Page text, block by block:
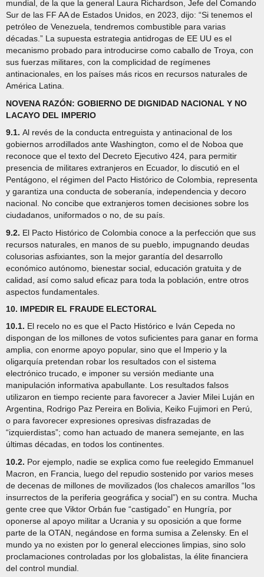
mundial, de la que la general Laura Richardson, Jefe del Comando
Sur de las FF AA de Estados Unidos, en 2023, dijo: “Si tenemos el
petróleo de Venezuela, tendremos combustible para varias
décadas.” La supuesta estrategia antidrogas de EE UU es el
mecanismo probado para introducirse como caballo de Troya, con
sus fuerzas militares, con la complicidad de regímenes
antinacionales, en los países más ricos en recursos naturales de
América Latina.
NOVENA RAZÓN: GOBIERNO DE DIGNIDAD NACIONAL Y NO
LACAYO DEL IMPERIO
9.1. Al revés de la conducta entreguista y antinacional de los
gobiernos arrodillados ante Washington, como el de Noboa que
reconoce que el texto del Decreto Ejecutivo 424, para permitir
presencia de militares extranjeros en Ecuador, lo discutió en el
Pentágono, el régimen del Pacto Histórico de Colombia, representa
y garantiza una conducta de soberanía, independencia y decoro
nacional. No concibe que extranjeros tomen decisiones sobre los
ciudadanos, uniformados o no, de su país.
9.2. El Pacto Histórico de Colombia conoce a la perfección que sus
recursos naturales, en manos de su pueblo, impugnando deudas
colusorias asfixiantes, son la mejor garantía del desarrollo
económico autónomo, bienestar social, educación gratuita y de
calidad, así como salud eficaz para toda la población, entre otros
aspectos fundamentales.
10. IMPEDIR EL FRAUDE ELECTORAL
10.1. El recelo no es que el Pacto Histórico e Iván Cepeda no
dispongan de los millones de votos suficientes para ganar en forma
amplia, con enorme apoyo popular, sino que el Imperio y la
oligarquía pretendan robar los resultados con el sistema
electrónico trucado, e imponer su versión mediante una
manipulación informativa apabullante. Los resultados falsos
utilizaron en tiempo reciente para favorecer a Javier Milei Luján en
Argentina, Rodrigo Paz Pereira en Bolivia, Keiko Fujimori en Perú,
o para favorecer expresiones opresivas disfrazadas de
“izquierdistas”; como han actuado de manera semejante, en las
últimas décadas, en todos los continentes.
10.2. Por ejemplo, nadie se explica como fue reelegido Emmanuel
Macron, en Francia, luego del repudio sostenido por varios meses
de decenas de millones de movilizados (los chalecos amarillos “los
insurrectos de la periferia geográfica y social”) en su contra. Mucha
gente cree que Viktor Orbán fue “castigado” en Hungría, por
oponerse al apoyo militar a Ucrania y su oposición a que forme
parte de la OTAN, negándose en forma sumisa a Zelensky. En el
mundo ya no existen por lo general elecciones limpias, sino solo
proclamaciones controladas por los globalistas, la élite financiera
del control mundial.